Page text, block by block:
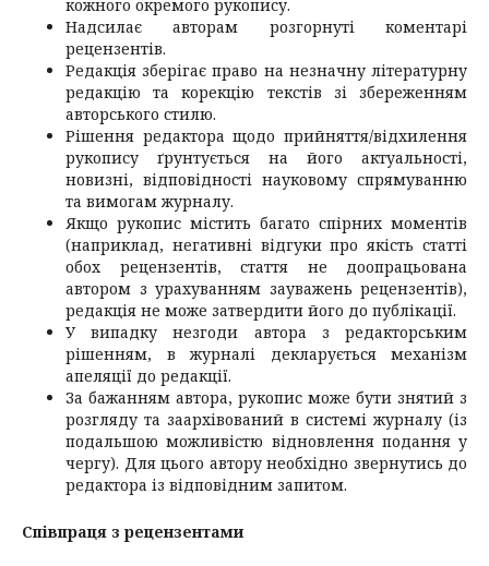
кожного окремого рукопису.
Надсилає авторам розгорнуті коментарі
рецензентів.
Редакція зберігає право на незначну літературну
редакцію та корекцію текстів зі збереженням
авторського стилю.
Рішення редактора щодо прийняття/відхилення
рукопису ґрунтується на його актуальності,
новизні, відповідності науковому спрямуванню
та вимогам журналу.
Якщо рукопис містить багато спірних моментів
(наприклад, негативні відгуки про якість статті
обох рецензентів, стаття не доопрацьована
автором з урахуванням зауважень рецензентів),
редакція не може затвердити його до публікації.
У випадку незгоди автора з редакторським
рішенням, в журналі декларується механізм
апеляції до редакції.
За бажанням автора, рукопис може бути знятий з
розгляду та заархівований в системі журналу (із
подальшою можливістю відновлення подання у
чергу). Для цього автору необхідно звернутись до
редактора із відповідним запитом.
Співпраця з рецензентами